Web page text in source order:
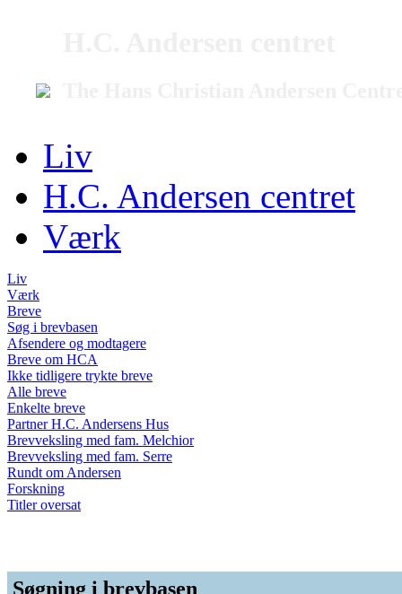
Liv
H.C. Andersen centret
Værk
Liv
Værk
Breve
Søg i brevbasen
Afsendere og modtagere
Breve om HCA
Ikke tidligere trykte breve
Alle breve
Enkelte breve
Partner H.C. Andersens Hus
Brevveksling med fam. Melchior
Brevveksling med fam. Serre
Rundt om Andersen
Forskning
Titler oversat
Søgning i brevbasen